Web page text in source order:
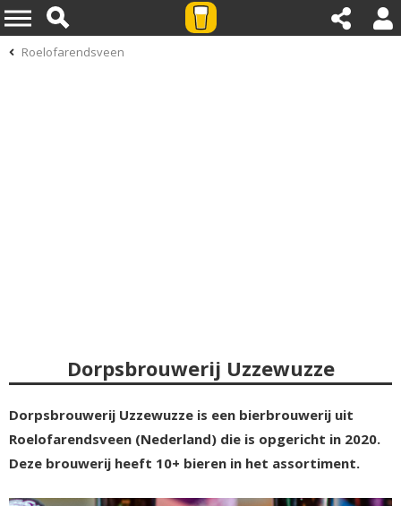
Roelofarendsveen
Dorpsbrouwerij Uzzewuzze
Dorpsbrouwerij Uzzewuzze is een bierbrouwerij uit
Roelofarendsveen (Nederland) die is opgericht in 2020.
Deze brouwerij heeft 10+ bieren in het assortiment.